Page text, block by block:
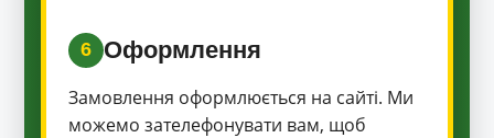
6 Оформлення
Замовлення оформлюється на сайті. Ми
можемо зателефонувати вам, щоб